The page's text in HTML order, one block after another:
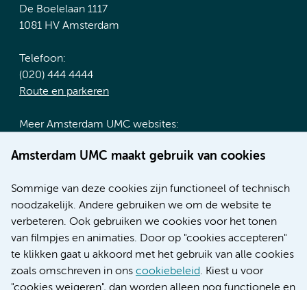
Amsterdam UMC maakt gebruik van cookies
Sommige van deze cookies zijn functioneel of technisch
noodzakelijk. Andere gebruiken we om de website te
verbeteren. Ook gebruiken we cookies voor het tonen
van filmpjes en animaties. Door op "cookies accepteren"
te klikken gaat u akkoord met het gebruik van alle cookies
zoals omschreven in ons cookiebeleid. Kiest u voor
De Boelelaan 1117
1081 HV Amsterdam
Telefoon:
(020) 444 4444
Route en parkeren
Meer Amsterdam UMC websites:
Werken bij Amsterdam UMC
Nieuws
Research
Educatie locatie AMC
Educatie locatie VUmc